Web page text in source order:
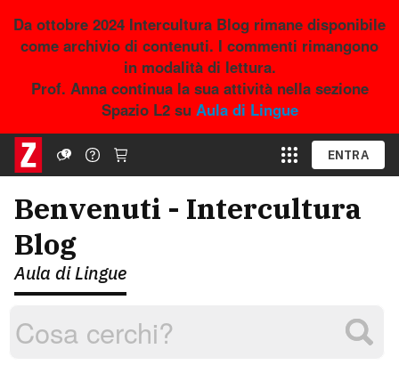
Da ottobre 2024 Intercultura Blog rimane disponibile
come archivio di contenuti. I commenti rimangono
in modalità di lettura.
Prof. Anna continua la sua attività nella sezione
Spazio L2 su Aula di Lingue
ENTRA
Benvenuti - Intercultura
Blog
Aula di Lingue